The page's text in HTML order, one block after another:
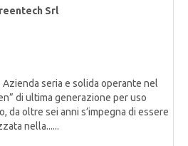
Srl
Azienda seria e solida operante nel
di ultima generazione per uso
da oltre sei anni s’impegna di essere
nella......